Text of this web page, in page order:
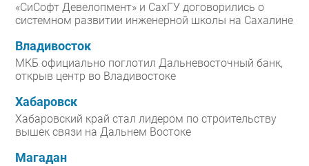
«СиСофт Девелопмент» и СахГУ договорились о
системном развитии инженерной школы на Сахалине
Владивосток
МКБ официально поглотил Дальневосточный банк,
открыв центр во Владивостоке
Хабаровск
Хабаровский край стал лидером по строительству
вышек связи на Дальнем Востоке
Магадан